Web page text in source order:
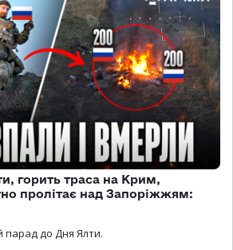
горить траса на Крим,
пролітає над Запоріжжям:
парад до Дня Ялти.